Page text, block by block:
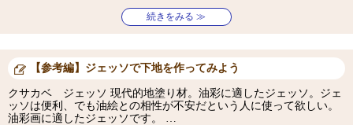
続きをみる ≫
【参考編】ジェッソで下地を作ってみよう
クサカベ ジェッソ 現代的地塗り材。油彩に適したジェッソ。ジェ
ッソは便利、でも油絵との相性が不安だという人に使って欲しい。
油彩画に適したジェッソです。 …